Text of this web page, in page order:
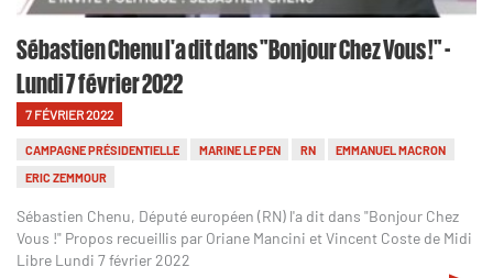
Sébastien Chenu l'a dit dans "Bonjour Chez Vous !" -
Lundi 7 février 2022
7 FÉVRIER 2022
CAMPAGNE PRÉSIDENTIELLE MARINE LE PEN RN
EMMANUEL MACRON
ERIC ZEMMOUR
Sébastien Chenu, Député européen (RN) l'a dit dans "Bonjour Chez
Vous !" Propos recueillis par Oriane Mancini et Vincent Coste de Midi
Libre Lundi 7 février 2022